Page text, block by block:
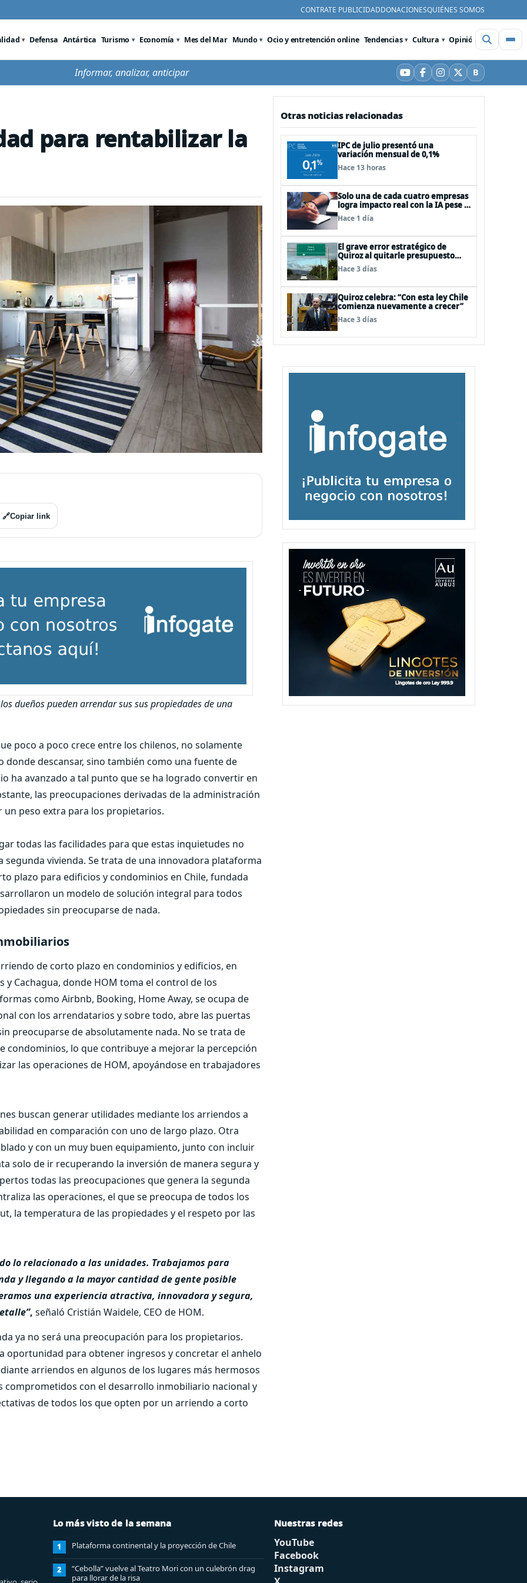
CONTRATE PUBLICIDADDONACIONESQUIÉNES SOMOS
Defensa Antártica Turismo Economía Mes del Mar Mundo Ocio y entretención online Tendencias Cultura Opinión Videos
Informar, analizar, anticipar YouTube
Facebook
Instagram
X BBluesky
para rentabilizar la
🔗Copiar link
dueños pueden arrendar sus sus propiedades de una
poco a poco crece entre los chilenos, no solamente
descansar, sino también como una fuente de
ha avanzado a tal punto que se ha logrado convertir en
las preocupaciones derivadas de la administración
peso extra para los propietarios.
todas las facilidades para que estas inquietudes no
vivienda. Se trata de una innovadora plataforma
plazo para edificios y condominios en Chile, fundada
un modelo de solución integral para todos
sin preocuparse de nada.
de corto plazo en condominios y edificios, en
Cachagua, donde HOM toma el control de los
como Airbnb, Booking, Home Away, se ocupa de
con los arrendatarios y sobre todo, abre las puertas
preocuparse de absolutamente nada. No se trata de
condominios, lo que contribuye a mejorar la percepción
las operaciones de HOM, apoyándose en trabajadores
buscan generar utilidades mediante los arriendos a
en comparación con uno de largo plazo. Otra
y con un muy buen equipamiento, junto con incluir
solo de ir recuperando la inversión de manera segura y
todas las preocupaciones que genera la segunda
las operaciones, el que se preocupa de todos los
la temperatura de las propiedades y el respeto por las
lo relacionado a las unidades. Trabajamos para
y llegando a la mayor cantidad de gente posible
una experiencia atractiva, innovadora y segura,
, señaló Cristián Waidele, CEO de HOM.
ya no será una preocupación para los propietarios.
oportunidad para obtener ingresos y concretar el anhelo
arriendos en algunos de los lugares más hermosos
con el desarrollo inmobiliario nacional y
de todos los que opten por un arriendo a corto
Otras noticias relacionadas
IPC de julio presentó una
variación mensual de 0,1%
Hace 13 horas
Solo una de cada cuatro empresas
logra impacto real con la IA pese a
la inversión, según el Foro
Económico Mundial
Hace 1 día
El grave error estratégico de
Quiroz al quitarle presupuesto
para infraestructura vial del
Biobío
Hace 3 días
Quiroz celebra: “Con esta ley Chile
comienza nuevamente a crecer”
Hace 3 días
Lo más visto de la semana
1 Plataforma continental y la proyección de Chile
2
“Cebolla” vuelve al Teatro Mori con un culebrón drag
para llorar de la risa
Nuestras redes
YouTube
Facebook
Instagram